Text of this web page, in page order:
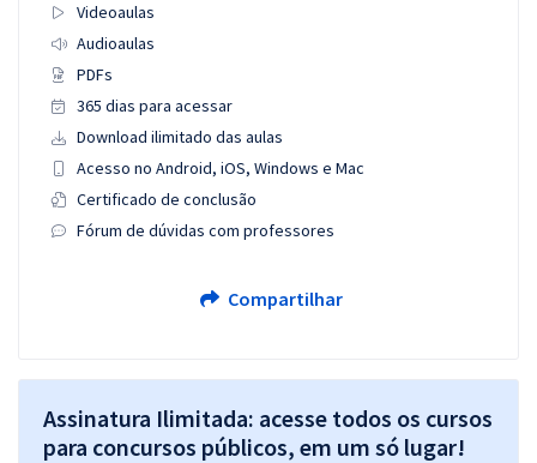
Videoaulas
Audioaulas
PDFs
365 dias para acessar
Download ilimitado das aulas
Acesso no Android, iOS, Windows e Mac
Certificado de conclusão
Fórum de dúvidas com professores
Compartilhar
Assinatura Ilimitada: acesse todos os cursos
para concursos públicos, em um só lugar!